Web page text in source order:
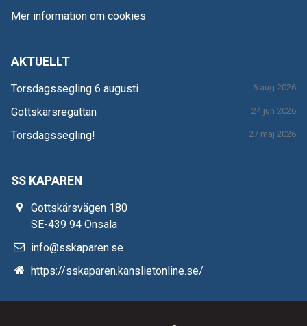
Mer information om cookies
AKTUELLT
Torsdagssegling 6 augusti 6 aug 2026
Gottskärsregattan 24 jun 2026
Torsdagssegling! 27 maj 2026
SS KAPAREN
Gottskärsvägen 180
SE-439 94 Onsala
info@sskaparen.se
https://sskaparen.kanslietonline.se/